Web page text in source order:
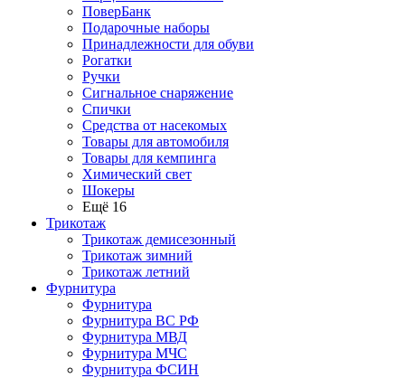
ПоверБанк
Подарочные наборы
Принадлежности для обуви
Рогатки
Ручки
Сигнальное снаряжение
Спички
Средства от насекомых
Товары для автомобиля
Товары для кемпинга
Химический свет
Шокеры
Ещё 16
Трикотаж
Трикотаж демисезонный
Трикотаж зимний
Трикотаж летний
Фурнитура
Фурнитура
Фурнитура ВС РФ
Фурнитура МВД
Фурнитура МЧС
Фурнитура ФСИН